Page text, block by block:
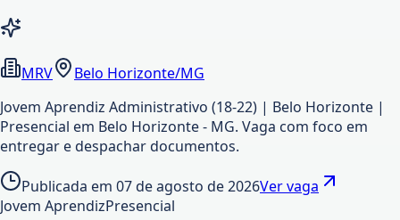
MRV
Belo Horizonte/MG
Jovem Aprendiz Administrativo (18-22) | Belo Horizonte |
Presencial em Belo Horizonte - MG. Vaga com foco em
entregar e despachar documentos.
Publicada em 07 de agosto de 2026Ver vaga
Jovem AprendizPresencial